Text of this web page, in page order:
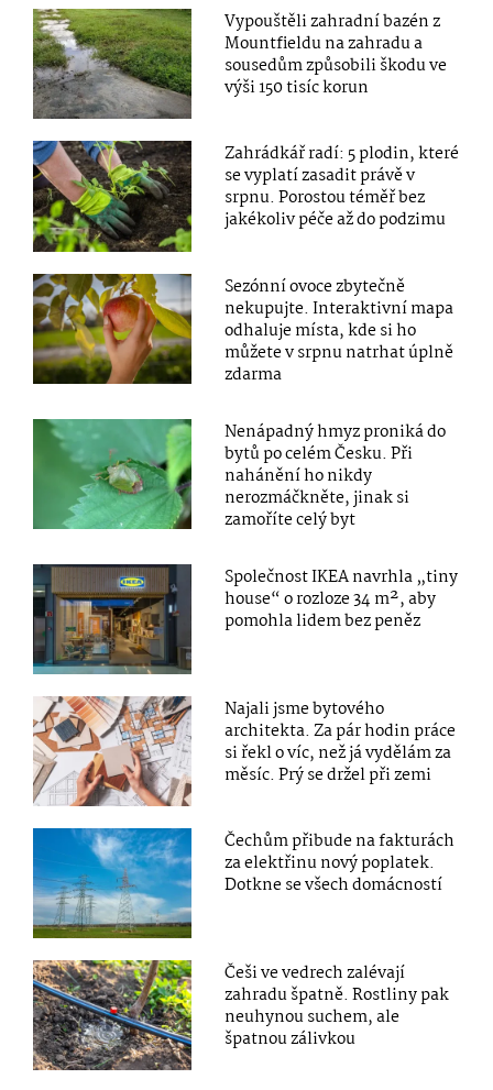
Vypouštěli zahradní bazén z
Mountfieldu na zahradu a
sousedům způsobili škodu ve
výši 150 tisíc korun
Zahrádkář radí: 5 plodin, které
se vyplatí zasadit právě v
srpnu. Porostou téměř bez
jakékoliv péče až do podzimu
Sezónní ovoce zbytečně
nekupujte. Interaktivní mapa
odhaluje místa, kde si ho
můžete v srpnu natrhat úplně
zdarma
Nenápadný hmyz proniká do
bytů po celém Česku. Při
nahánění ho nikdy
nerozmáčkněte, jinak si
zamoříte celý byt
Společnost IKEA navrhla „tiny
house“ o rozloze 34 m², aby
pomohla lidem bez peněz
Najali jsme bytového
architekta. Za pár hodin práce
si řekl o víc, než já vydělám za
měsíc. Prý se držel při zemi
Čechům přibude na fakturách
za elektřinu nový poplatek.
Dotkne se všech domácností
Češi ve vedrech zalévají
zahradu špatně. Rostliny pak
neuhynou suchem, ale
špatnou zálivkou